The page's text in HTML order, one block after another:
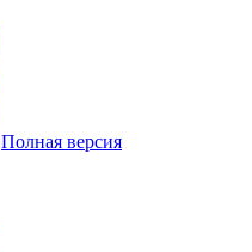
Полная версия